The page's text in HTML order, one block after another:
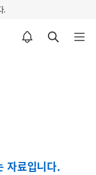
.
알림설정 바로가기 검색 바로가기 메뉴 열기
자료입니다.